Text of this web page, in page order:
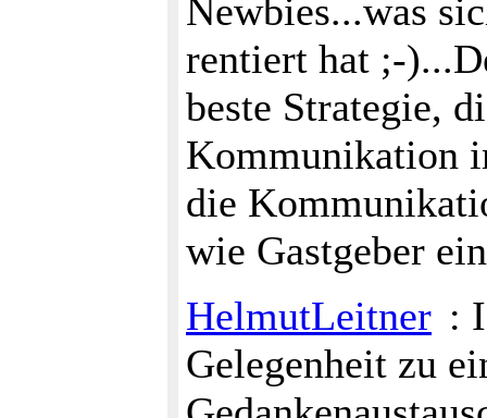
Newbies...was
rentiert hat ;-
beste Strategie,
Kommunikation
die
wie Gastgeber
HelmutLeitner :
Gelegenheit zu